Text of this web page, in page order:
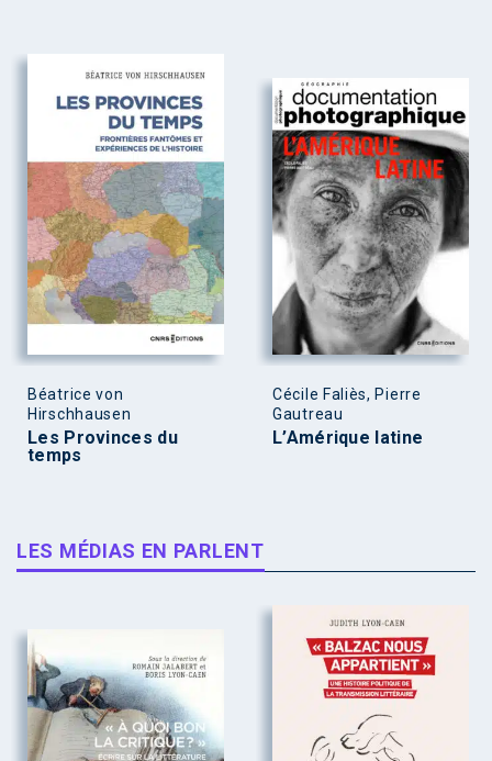
Béatrice von
Hirschhausen
Les Provinces du
temps
Cécile Faliès, Pierre
Gautreau
L’Amérique latine
LES MÉDIAS EN PARLENT